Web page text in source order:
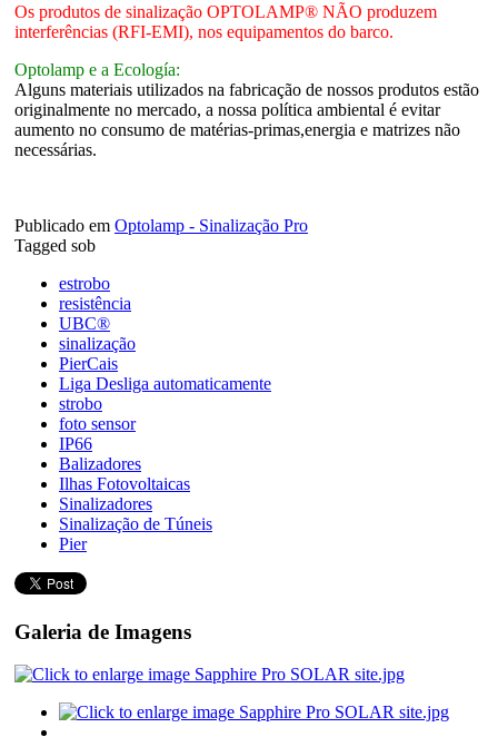
Os produtos de sinalização OPTOLAMP® NÃO produzem
interferências (RFI-EMI), nos equipamentos do barco.
Optolamp e a Ecología:
Alguns materiais utilizados na fabricação de nossos produtos estão
originalmente no mercado, a nossa política ambiental é evitar
aumento no consumo de matérias-primas,energia e matrizes não
necessárias.
Publicado em Optolamp - Sinalização Pro
Tagged sob
estrobo
resistência
UBC®
sinalização
PierCais
Liga Desliga automaticamente
strobo
foto sensor
IP66
Balizadores
Ilhas Fotovoltaicas
Sinalizadores
Sinalização de Túneis
Pier
Galeria de Imagens